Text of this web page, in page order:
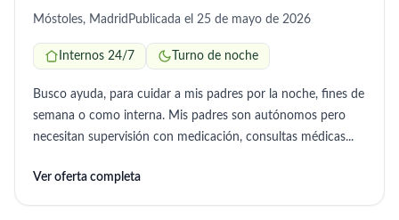
Móstoles, Madrid Publicada el 25 de mayo de 2026
Internos 24/7 Turno de noche
Busco ayuda, para cuidar a mis padres por la noche, fines de
semana o como interna. Mis padres son autónomos pero
necesitan supervisión con medicación, consultas médicas...
Ver oferta completa